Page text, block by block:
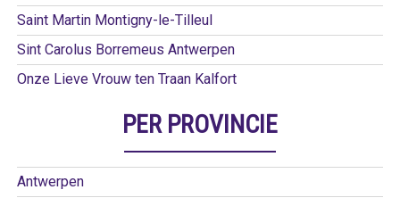
Saint Martin Montigny-le-Tilleul
Sint Carolus Borremeus Antwerpen
Onze Lieve Vrouw ten Traan Kalfort
PER PROVINCIE
Antwerpen